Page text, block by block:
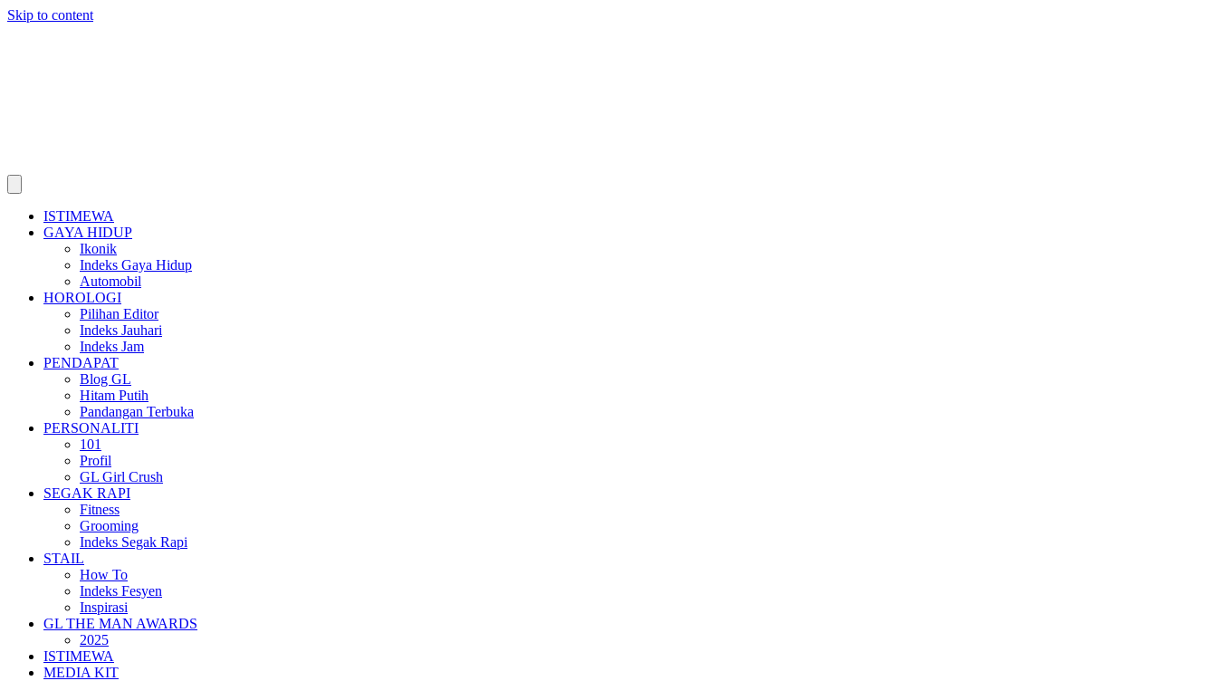
Skip to content
ISTIMEWA
GAYA HIDUP
Ikonik
Indeks Gaya Hidup
Automobil
HOROLOGI
Pilihan Editor
Indeks Jauhari
Indeks Jam
PENDAPAT
Blog GL
Hitam Putih
Pandangan Terbuka
PERSONALITI
101
Profil
GL Girl Crush
SEGAK RAPI
Fitness
Grooming
Indeks Segak Rapi
STAIL
How To
Indeks Fesyen
Inspirasi
GL THE MAN AWARDS
2025
ISTIMEWA
MEDIA KIT